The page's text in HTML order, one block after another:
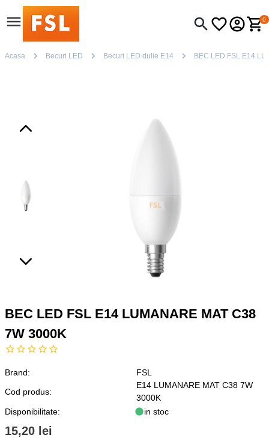
0
Acasa Becuri LED Becuri LED dulie E14 BEC LED FSL E14
BEC LED FSL E14 LUMANARE MAT C38
7W 3000K
Brand:
FSL
Cod produs:
E14 LUMANARE MAT C38 7W
3000K
Disponibilitate:
in stoc
15,20 lei